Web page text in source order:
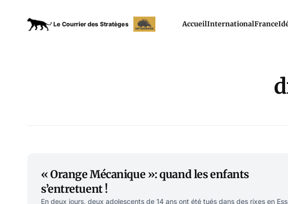
AccueilInternationalFrance
« Orange Mécanique »: quand les enfants
s’entretuent !
En deux jours, deux adolescents de 14 ans ont été tués dans des rixes en